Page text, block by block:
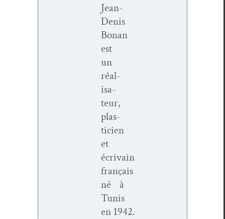
Jean-
Denis
Bonan
est
un
réal­
isa­
teur,
plas­
ti­cien
et
écrivain
français
né à
Tunis
en 1942.